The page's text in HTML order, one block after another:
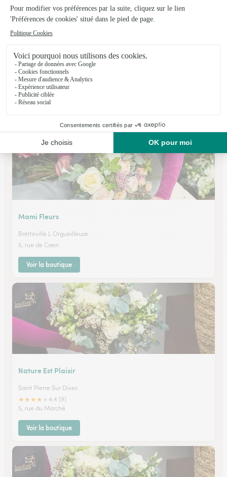
O Fleurs de Nath
Colleville Montgomery
★★★★★4.2 (77)
C.Cial Auchan Rue de la Mer
Mami Fleurs
Bretteville L Orgueilleuse
5, rue de Caen
Voir la boutique
Nature Est Plaisir
Saint Pierre Sur Dives
★★★★
4.4 (9)
5, rue du Marché
Voir la boutique